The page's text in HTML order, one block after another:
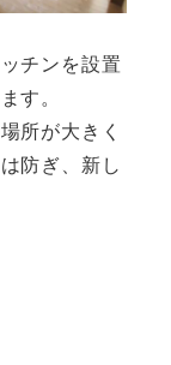
チンを設置
す。
所が大きく
防ぎ、新し